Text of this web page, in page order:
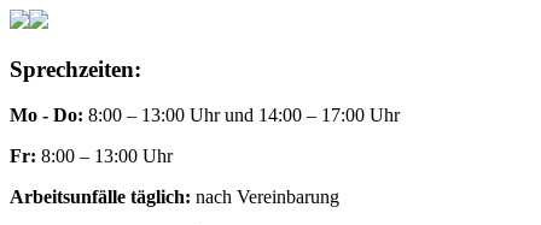
Sprechzeiten:
Mo - Do: 8:00 – 13:00 Uhr und 14:00 – 17:00 Uhr
Fr: 8:00 – 13:00 Uhr
Arbeitsunfälle täglich: nach Vereinbarung